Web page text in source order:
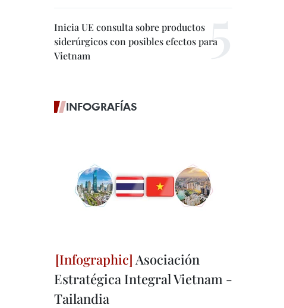
Inicia UE consulta sobre productos
siderúrgicos con posibles efectos para
Vietnam
INFOGRAFÍAS
Asociación
Estratégica Integral Vietnam -
Tailandia